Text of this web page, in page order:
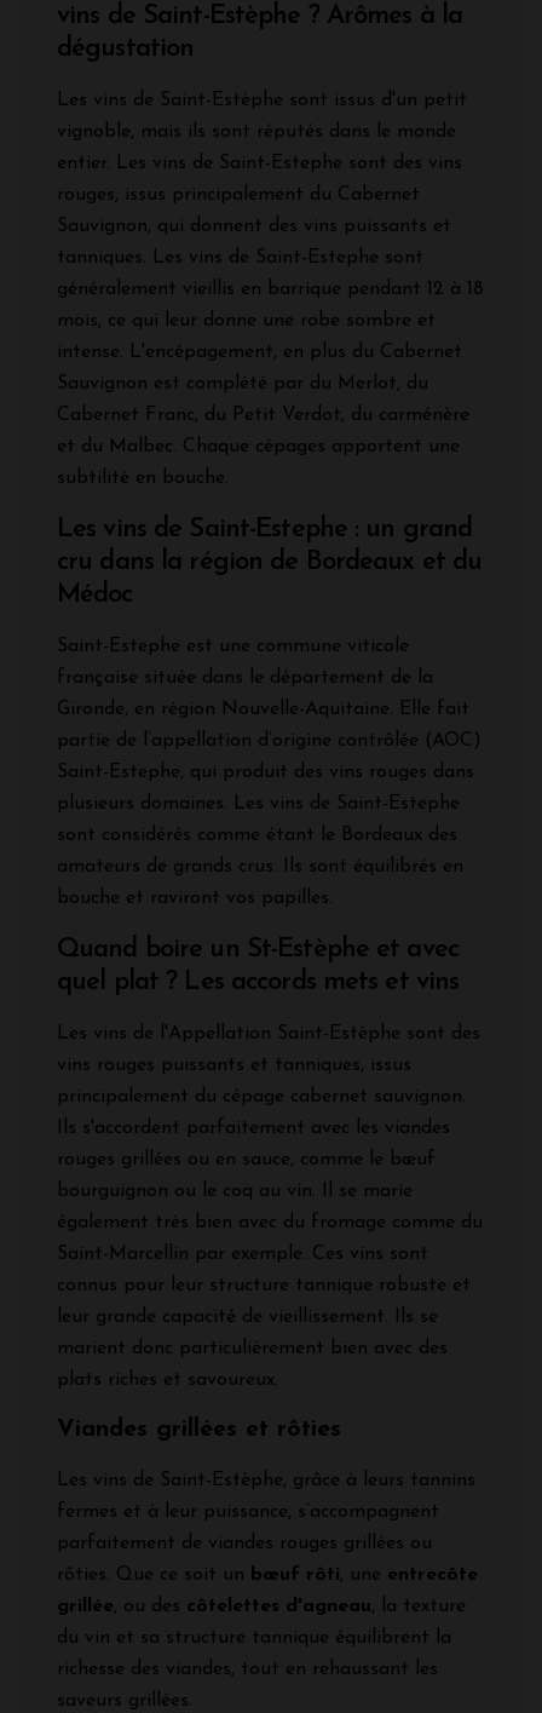
vins de Saint-Estèphe ? Arômes à la
dégustation
Les vins de Saint-Estèphe sont issus d'un petit
vignoble, mais ils sont réputés dans le monde
entier. Les vins de Saint-Estephe sont des vins
rouges, issus principalement du Cabernet
Sauvignon, qui donnent des vins puissants et
tanniques. Les vins de Saint-Estephe sont
généralement vieillis en barrique pendant 12 à 18
mois, ce qui leur donne une robe sombre et
intense. L'encépagement, en plus du Cabernet
Sauvignon est complété par du Merlot, du
Cabernet Franc, du Petit Verdot, du carménère
et du Malbec. Chaque cépages apportent une
subtilité en bouche.
Les vins de Saint-Estephe : un grand
cru dans la région de Bordeaux et du
Médoc
Saint-Estephe est une commune viticole
française située dans le département de la
Gironde, en région Nouvelle-Aquitaine. Elle fait
partie de l’appellation d’origine contrôlée (AOC)
Saint-Estephe, qui produit des vins rouges dans
plusieurs domaines. Les vins de Saint-Estephe
sont considérés comme étant le Bordeaux des
amateurs de grands crus. Ils sont équilibrés en
bouche et raviront vos papilles.
Quand boire un St-Estèphe et avec
quel plat ? Les accords mets et vins
Les vins de l'Appellation Saint-Estèphe sont des
vins rouges puissants et tanniques, issus
principalement du cépage cabernet sauvignon.
Ils s'accordent parfaitement avec les viandes
rouges grillées ou en sauce, comme le bœuf
bourguignon ou le coq au vin. Il se marie
également très bien avec du fromage comme du
Saint-Marcellin par exemple. Ces vins sont
connus pour leur structure tannique robuste et
leur grande capacité de vieillissement. Ils se
marient donc particulièrement bien avec des
plats riches et savoureux.
Viandes grillées et rôties
Les vins de Saint-Estèphe, grâce à leurs tannins
fermes et à leur puissance, s’accompagnent
parfaitement de viandes rouges grillées ou
rôties. Que ce soit un
bœuf rôti, une entrecôte
grillée, ou des côtelettes d'agneau, la texture
du vin et sa structure tannique équilibrent la
richesse des viandes, tout en rehaussant les
saveurs grillées.